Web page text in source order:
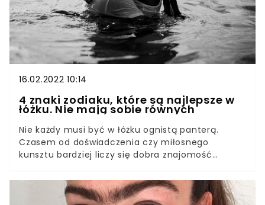
16.02.2022 10:14
4 znaki zodiaku, które są najlepsze w
łóżku. Nie mają sobie równych
Nie każdy musi być w łóżku ognistą panterą.
Czasem od doświadczenia czy miłosnego
kunsztu bardziej liczy się dobra znajomość
zodiaku, które w tych kwestiach nie mają sobie
równych. Jakie znaki zodiaku są najlepszymi